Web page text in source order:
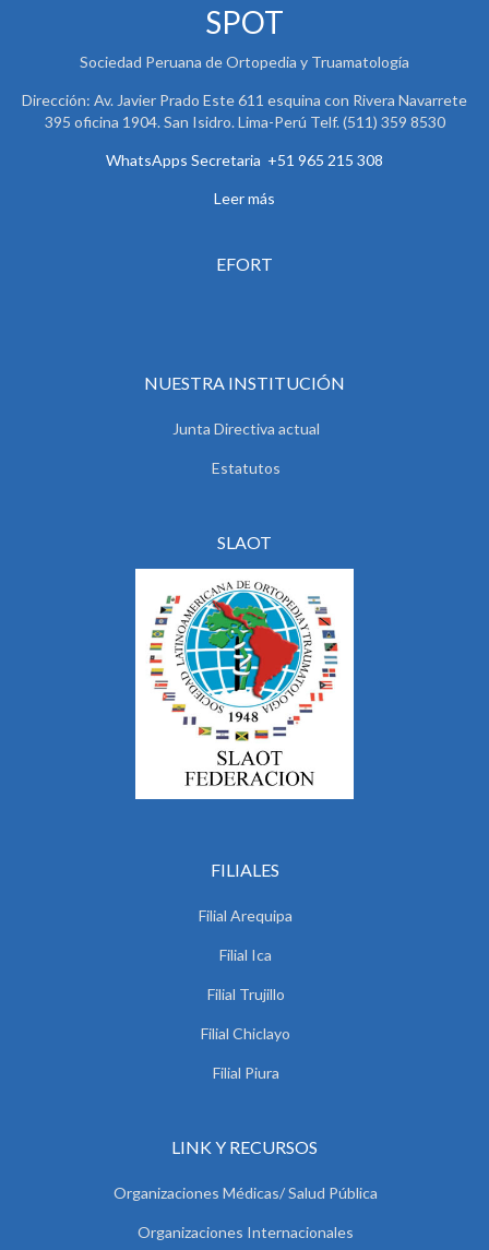
SPOT
Sociedad Peruana de Ortopedia y Truamatología
Dirección: Av. Javier Prado Este 611 esquina con Rivera Navarrete
395 oficina 1904. San Isidro. Lima-Perú Telf. (511) 359 8530
WhatsApps Secretaria +51 965 215 308
Leer más
EFORT
NUESTRA INSTITUCIÓN
Junta Directiva actual
Estatutos
SLAOT
FILIALES
Filial Arequipa
Filial Ica
Filial Trujillo
Filial Chiclayo
Filial Piura
LINK Y RECURSOS
Organizaciones Médicas/ Salud Pública
Organizaciones Internacionales